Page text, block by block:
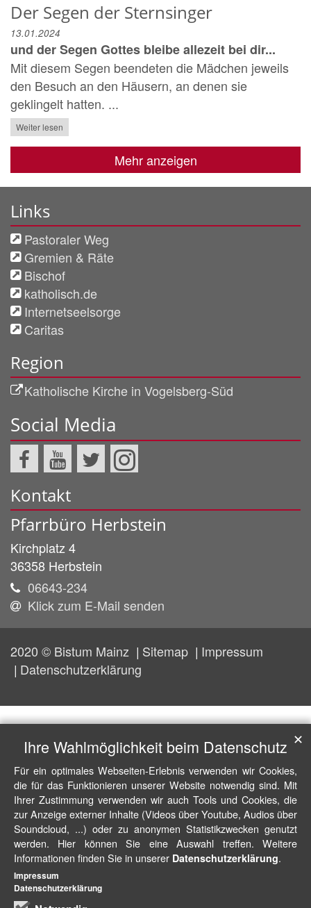
Der Segen der Sternsinger
13.01.2024
und der Segen Gottes bleibe allezeit bei dir...
Mit diesem Segen beendeten die Mädchen jeweils
den Besuch an den Häusern, an denen sie
geklingelt hatten. ...
Weiter lesen
Mehr anzeigen
Links
Pastoraler Weg
Gremien & Räte
Bischof
katholisch.de
Internetseelsorge
Caritas
Region
Katholische Kirche in Vogelsberg-Süd
Social Media
Kontakt
Pfarrbüro Herbstein
Kirchplatz 4
36358 Herbstein
06643-234
Klick zum E-Mail senden
2020 © Bistum Mainz Sitemap
Impressum
Datenschutzerklärung
Ihre Wahlmöglichkeit beim Datenschutz
Für ein optimales Webseiten-Erlebnis verwenden wir Cookies,
die für das Funktionieren unserer Website notwendig sind. Mit
Ihrer Zustimmung verwenden wir auch Tools und Cookies, die
zur Anzeige externer Inhalte (Videos über Youtube, Audios über
Soundcloud, ...) oder zu anonymen Statistikzwecken genutzt
werden. Hier können Sie eine Auswahl treffen. Weitere
Informationen finden Sie in unserer Datenschutzerklärung.
✕
Impressum
Datenschutzerklärung